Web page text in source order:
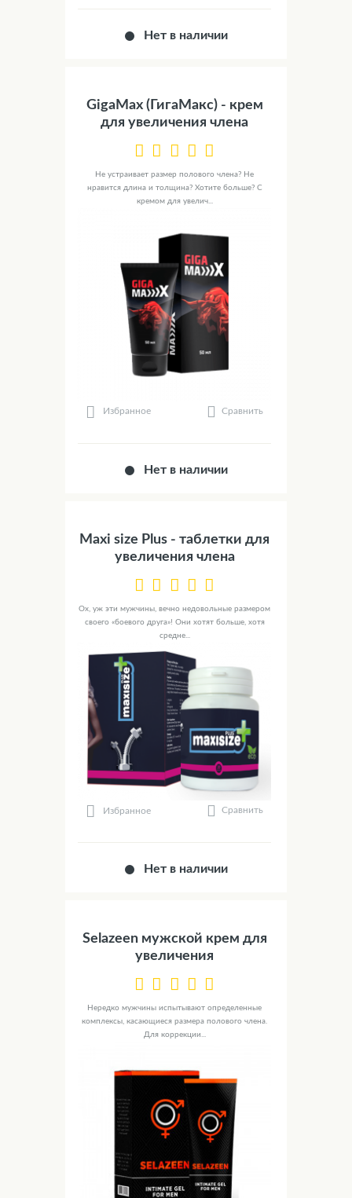
Нет в наличии
GigaMax (ГигаМакс) - крем
для увеличения члена
Не устраивает размер полового члена? Не
нравится длина и толщина? Хотите больше? С
кремом для увелич...
Избранное Сравнить
Нет в наличии
Maxi size Plus - таблетки для
увеличения члена
Ох, уж эти мужчины, вечно недовольные размером
своего «боевого друга»! Они хотят больше, хотя
средне...
Избранное Сравнить
Нет в наличии
Selazeen мужской крем для
увеличения
Нередко мужчины испытывают определенные
комплексы, касающиеся размера полового члена.
Для коррекции...